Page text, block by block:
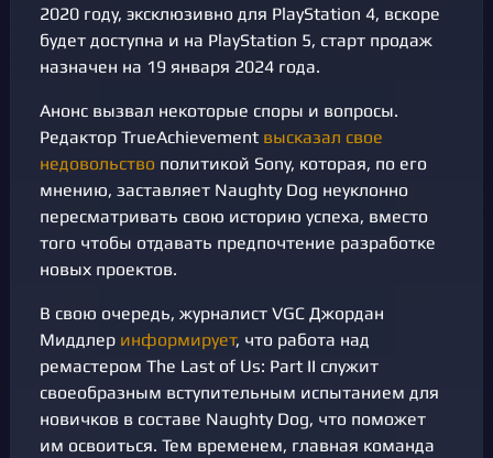
2020 году, эксклюзивно для PlayStation 4, вскоре
будет доступна и на PlayStation 5, старт продаж
назначен на 19 января 2024 года.
Анонс вызвал некоторые споры и вопросы.
Редактор TrueAchievement высказал свое
недовольство политикой Sony, которая, по его
мнению, заставляет Naughty Dog неуклонно
пересматривать свою историю успеха, вместо
того чтобы отдавать предпочтение разработке
новых проектов.
В свою очередь, журналист VGC Джордан
Миддлер информирует, что работа над
ремастером The Last of Us: Part II служит
своеобразным вступительным испытанием для
новичков в составе Naughty Dog, что поможет
им освоиться. Тем временем, главная команда